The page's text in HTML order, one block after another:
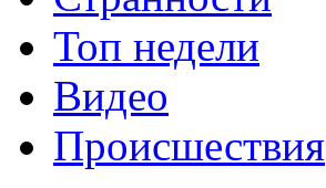
Топ недели
Видео
Происшествия